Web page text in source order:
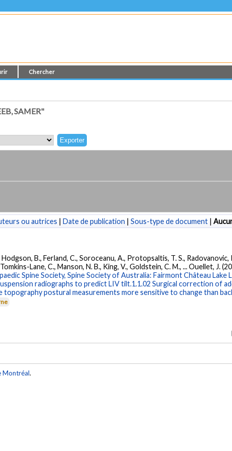
Chercher
SAMER"
ou autrices | Date de publication | Sous-type de document |
B., Ferland, C., Soroceanu, A., Protopsaltis, T. S., Radovanovic,
Lane, C., Manson, N. B., King, V., Goldstein, C. M., ... Ouellet, J.
Spine Society, Spine Society of Australia: Fairmont Château Lake
radiographs to predict LIV tilt.1.1.02 Surgical correction of
topography postural measurements more sensitive to change than
Montréal.